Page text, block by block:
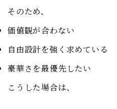
そのため、
価値観が合わない
自由設計を強く求めている
豪華さを最優先したい
こうした場合は、